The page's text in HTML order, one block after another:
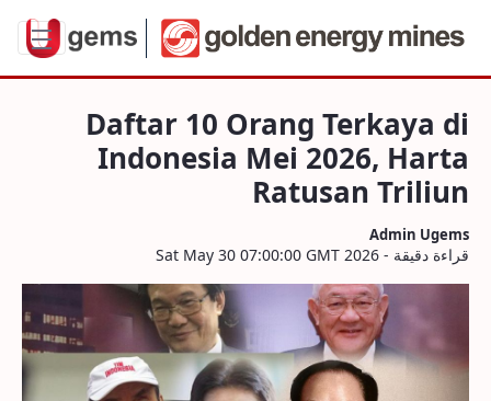
Mei 2026, Harta Ratusan Triliun
Daftar 10 Orang Terkaya di
Indonesia Mei 2026, Harta
Ratusan Triliun
Admin Ugems
قراءة دقيقة - Sat May 30 07:00:00 GMT 2026